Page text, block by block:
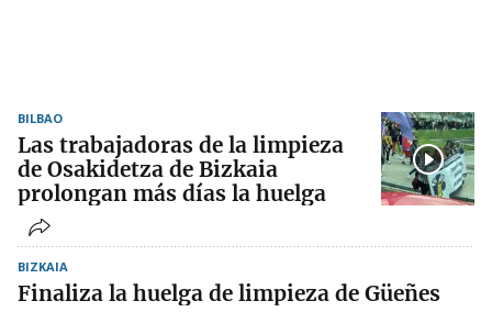
BILBAO
Las trabajadoras de la limpieza
de Osakidetza de Bizkaia
prolongan más días la huelga
BIZKAIA
Finaliza la huelga de limpieza de Güeñes